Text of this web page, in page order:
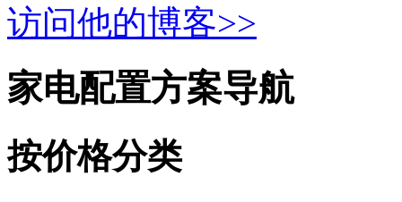
访问他的博客>>
家电配置方案导航
按价格分类